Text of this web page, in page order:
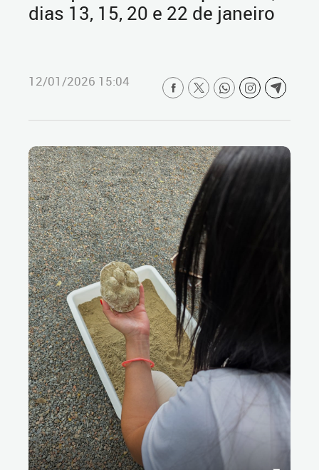
dias 13, 15, 20 e 22 de janeiro
12/01/2026 15:04